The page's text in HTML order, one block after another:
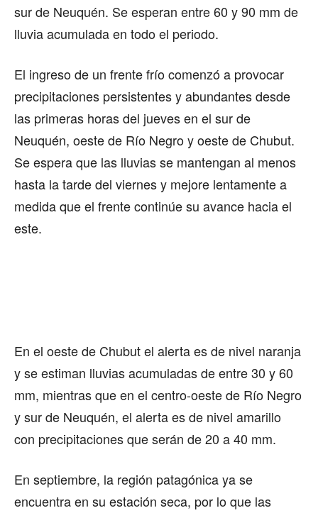
sur de Neuquén. Se esperan entre 60 y 90 mm de
lluvia acumulada en todo el periodo.
El ingreso de un frente frío comenzó a provocar
precipitaciones persistentes y abundantes desde
las primeras horas del jueves en el sur de
Neuquén, oeste de Río Negro y oeste de Chubut.
Se espera que las lluvias se mantengan al menos
hasta la tarde del viernes y mejore lentamente a
medida que el frente continúe su avance hacia el
este.
En el oeste de Chubut el alerta es de nivel naranja
y se estiman lluvias acumuladas de entre 30 y 60
mm, mientras que en el centro-oeste de Río Negro
y sur de Neuquén, el alerta es de nivel amarillo
con precipitaciones que serán de 20 a 40 mm.
En septiembre, la región patagónica ya se
encuentra en su estación seca, por lo que las